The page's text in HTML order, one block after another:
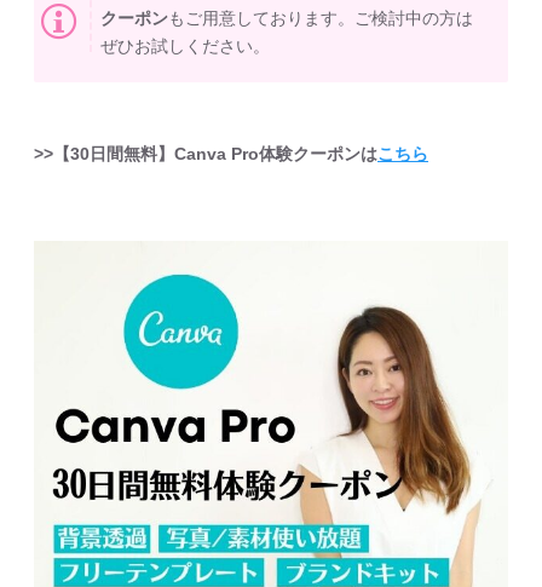
クーポンもご用意しております。ご検討中の方は
ぜひお試しください。
>>【30日間無料】Canva Pro体験クーポンはこちら